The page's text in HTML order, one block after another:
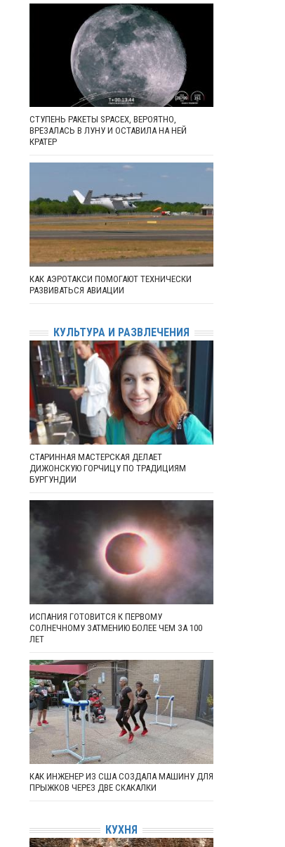
СТУПЕНЬ РАКЕТЫ SPACEX, ВЕРОЯТНО,
ВРЕЗАЛАСЬ В ЛУНУ И ОСТАВИЛА НА НЕЙ
КРАТЕР
КАК АЭРОТАКСИ ПОМОГАЮТ ТЕХНИЧЕСКИ
РАЗВИВАТЬСЯ АВИАЦИИ
КУЛЬТУРА И РАЗВЛЕЧЕНИЯ
СТАРИННАЯ МАСТЕРСКАЯ ДЕЛАЕТ
ДИЖОНСКУЮ ГОРЧИЦУ ПО ТРАДИЦИЯМ
БУРГУНДИИ
ИСПАНИЯ ГОТОВИТСЯ К ПЕРВОМУ
СОЛНЕЧНОМУ ЗАТМЕНИЮ БОЛЕЕ ЧЕМ ЗА 100
ЛЕТ
КАК ИНЖЕНЕР ИЗ США СОЗДАЛА МАШИНУ ДЛЯ
ПРЫЖКОВ ЧЕРЕЗ ДВЕ СКАКАЛКИ
КУХНЯ